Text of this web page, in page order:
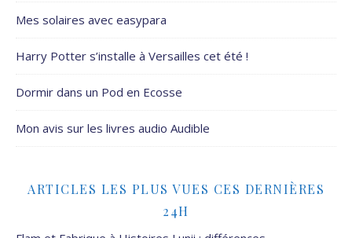
Mes solaires avec easypara
Harry Potter s’installe à Versailles cet été !
Dormir dans un Pod en Ecosse
Mon avis sur les livres audio Audible
ARTICLES LES PLUS VUES CES DERNIÈRES
24H